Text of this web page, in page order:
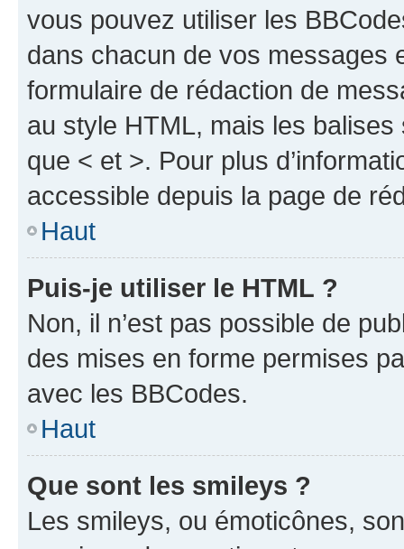
vous pouvez utiliser les
dans chacun de vos messages
formulaire de rédaction de
au style HTML, mais les
que < et >. Pour plus
accessible depuis la page de
Haut
Puis-je utiliser le HTML ?
Non, il n’est pas possible de
des mises en forme permises
avec les BBCodes.
Haut
Que sont les smileys ?
Les smileys, ou émoticônes,